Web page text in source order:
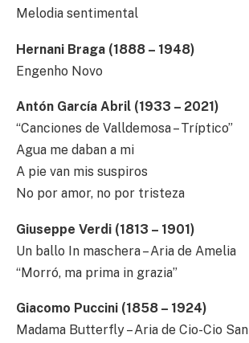
Melodia sentimental
Hernani Braga (1888 – 1948)
Engenho Novo
Antón García Abril (1933 – 2021)
“Canciones de Valldemosa – Tríptico”
Agua me daban a mi
A pie van mis suspiros
No por amor, no por tristeza
Giuseppe Verdi (1813 – 1901)
Un ballo In maschera – Aria de Amelia
“Morró, ma prima in grazia”
Giacomo Puccini (1858 – 1924)
Madama Butterfly – Aria de Cio-Cio San